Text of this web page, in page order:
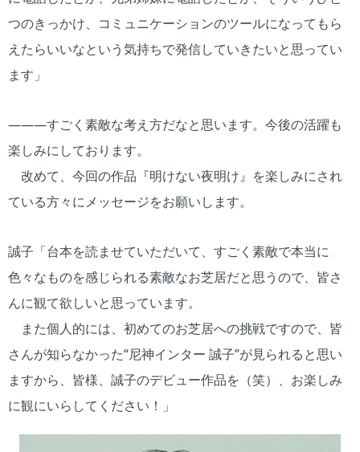
つのきっかけ、コミュニケーションのツールになってもら
えたらいいなという気持ちで発信していきたいと思ってい
ます」
―――すごく素敵な考え方だなと思います。今後の活躍も
楽しみにしております。
改めて、今回の作品『明けない夜明け』を楽しみにされ
ている方々にメッセージをお願いします。
誠子「台本を読ませていただいて、すごく素敵で本当に
色々なものを感じられる素敵なお芝居だと思うので、皆さ
んに観て欲しいと思っています。
また個人的には、初めてのお芝居への挑戦ですので、皆
さんが知らなかった“尼神インター 誠子”が見られると思い
ますから、皆様、誠子のデビュー作品を（笑）、お楽しみ
に観にいらしてください！」